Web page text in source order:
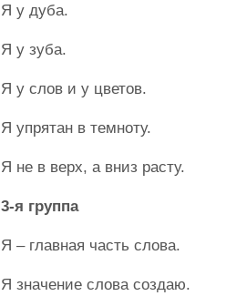
Я у дуба.
Я у зуба.
Я у слов и у цветов.
Я упрятан в темноту.
Я не в верх, а вниз расту.
3-я группа
Я – главная часть слова.
Я значение слова создаю.